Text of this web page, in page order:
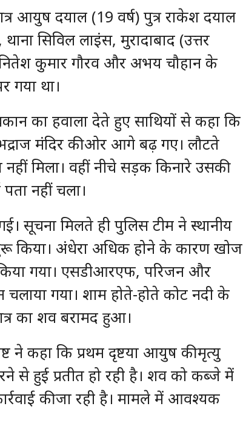
आयुष दयाल (19 वर्ष) पुत्र राकेश दयाल
सिविल लाइंस, मुरादाबाद (उत्तर
कुमार गौरव और अभय चौहान के
गया था।
का हवाला देते हुए साथियों से कहा कि
भद्राज मंदिर की ओर आगे बढ़ गए। लौटते
मिला। वहीं नीचे सड़क किनारे उसकी
नहीं चला।
सूचना मिलते ही पुलिस टीम ने स्थानीय
किया। अंधेरा अधिक होने के कारण खोज
गया। एसडीआरएफ, परिजन और
गया। शाम होते-होते कोट नदी के
का शव बरामद हुआ।
ने कहा कि प्रथम दृष्टया आयुष की मृत्यु
से हुई प्रतीत हो रही है। शव को कब्जे में
की जा रही है। मामले में आवश्यक